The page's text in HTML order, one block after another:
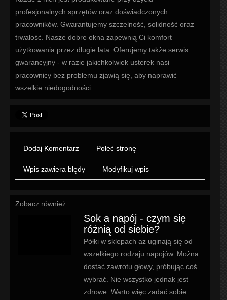
profesjonalnych sprzętów oraz doświadczonych
pracowników. Gwarantujemy szczelność, solidność oraz
trwałość. Nasze dobre okna zapewnią Ci komfort
użytkowania przez długie lata. Oferujemy także serwis
gwarancyjny - w razie jakichkolwiek usterek nasi
pracownicy bez problemu zjawią się, aby naprawić
wszelkie niedogodności.
Dodaj Komentarz Poleć stronę
Wpis zawiera błędy Modyfikuj wpis
Zobacz również:
Sok a napój - czym się
różnią od siebie?
Półki w sklepach aż uginają się od
wszelkiego rodzaju napojów. Można
dostać zawrotu głowy, próbując coś
wybrać. Nie wszystko jednak jest
zdrowe. Warto więc zadać sobie